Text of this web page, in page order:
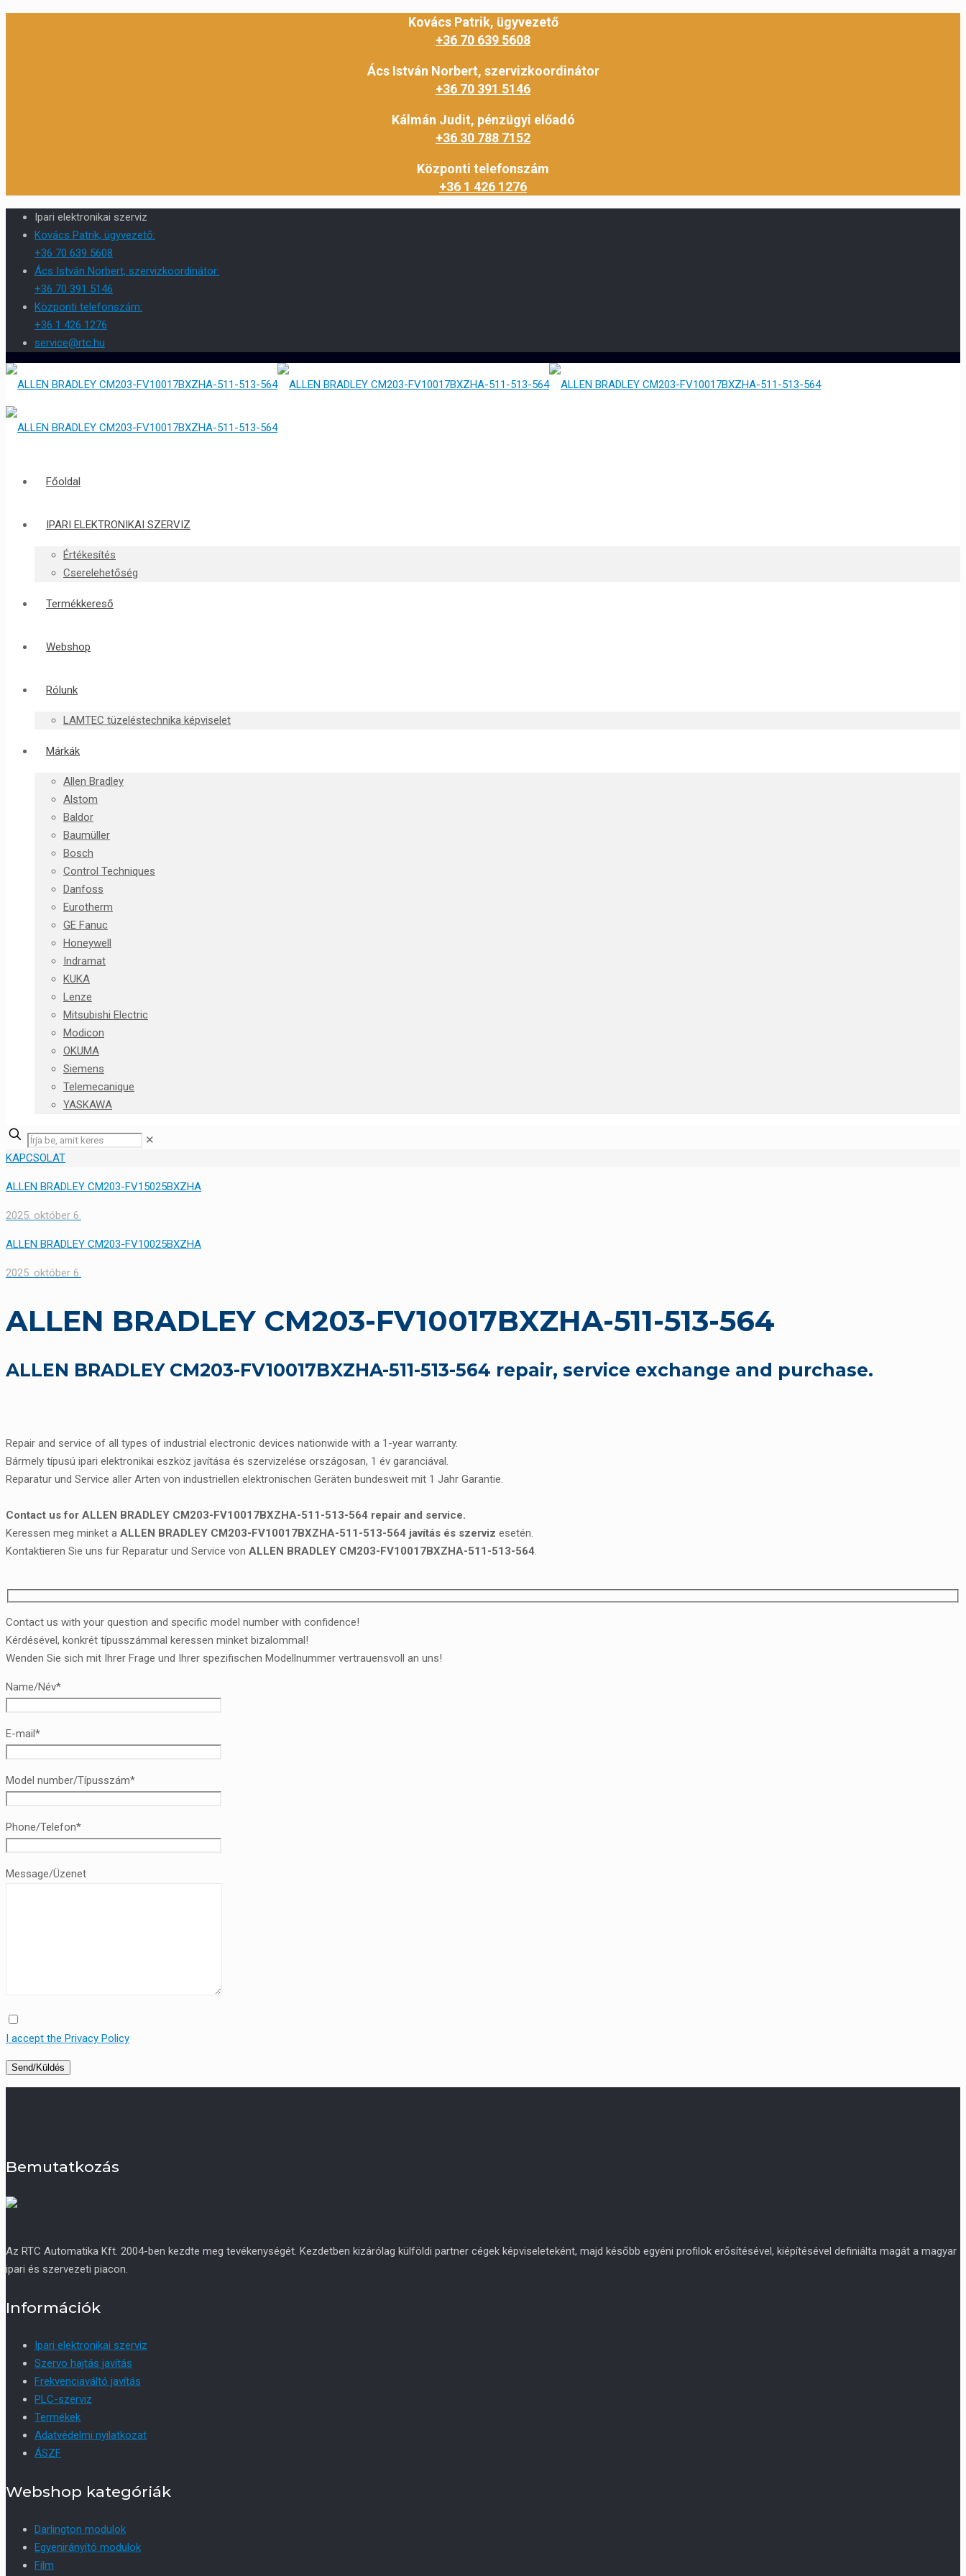
Kovács Patrik, ügyvezető
+36 70 639 5608
Ács István Norbert, szervizkoordinátor
+36 70 391 5146
Kálmán Judit, pénzügyi előadó
+36 30 788 7152
Központi telefonszám
+36 1 426 1276
Ipari elektronikai szerviz
Kovács Patrik, ügyvezető:
+36 70 639 5608
Ács István Norbert, szervizkoordinátor:
+36 70 391 5146
Központi telefonszám:
+36 1 426 1276
service@rtc.hu
Főoldal
IPARI ELEKTRONIKAI SZERVIZ
Értékesítés
Cserelehetőség
Termékkereső
Webshop
Rólunk
LAMTEC tüzeléstechnika képviselet
Márkák
Allen Bradley
Alstom
Baldor
Baumüller
Bosch
Control Techniques
Danfoss
Eurotherm
GE Fanuc
Honeywell
Indramat
KUKA
Lenze
Mitsubishi Electric
Modicon
OKUMA
Siemens
Telemecanique
YASKAWA
✕
KAPCSOLAT
ALLEN BRADLEY CM203-FV15025BXZHA
2025. október 6.
ALLEN BRADLEY CM203-FV10025BXZHA
2025. október 6.
ALLEN BRADLEY CM203-FV10017BXZHA-511-513-564
ALLEN BRADLEY CM203-FV10017BXZHA-511-513-564 repair, service exchange and purchase.
Repair and service of all types of industrial electronic devices nationwide with a 1-year warranty.
Bármely típusú ipari elektronikai eszköz javítása és szervizelése országosan, 1 év garanciával.
Reparatur und Service aller Arten von industriellen elektronischen Geräten bundesweit mit 1 Jahr Garantie.
Contact us for ALLEN BRADLEY CM203-FV10017BXZHA-511-513-564 repair and service.
Keressen meg minket a ALLEN BRADLEY CM203-FV10017BXZHA-511-513-564 javítás és szerviz esetén.
Kontaktieren Sie uns für Reparatur und Service von ALLEN BRADLEY CM203-FV10017BXZHA-511-513-564.
Contact us with your question and specific model number with confidence!
Kérdésével, konkrét típusszámmal keressen minket bizalommal!
Wenden Sie sich mit Ihrer Frage und Ihrer spezifischen Modellnummer vertrauensvoll an uns!
Name/Név*
E-mail*
Model number/Típusszám*
Phone/Telefon*
Message/Üzenet
I accept the Privacy Policy
Bemutatkozás
Az RTC Automatika Kft. 2004-ben kezdte meg tevékenységét. Kezdetben kizárólag külföldi partner cégek képviseleteként, majd később egyéni profilok erősítésével, kiépítésével definiálta magát a magyar
ipari és szervezeti piacon.
Információk
Ipari elektronikai szerviz
Szervo hajtás javítás
Frekvenciaváltó javítás
PLC-szerviz
Termékek
Adatvédelmi nyilatkozat
ÁSZF
Webshop kategóriák
Darlington modulok
Egyenirányító modulok
Film